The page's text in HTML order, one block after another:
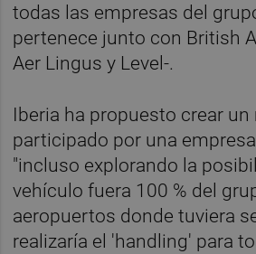
todas las empresas del
pertenece junto con British
Aer Lingus y Level-.
Iberia ha propuesto crear
participado por una
"incluso explorando la
vehículo fuera 100 % del
aeropuertos donde tuviera
realizaría el 'handling' para